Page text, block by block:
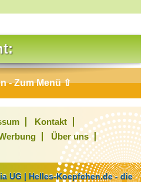
- Zum Menü ⇧
Kontakt
Über uns
UG | Helles-Koepfchen.de - die